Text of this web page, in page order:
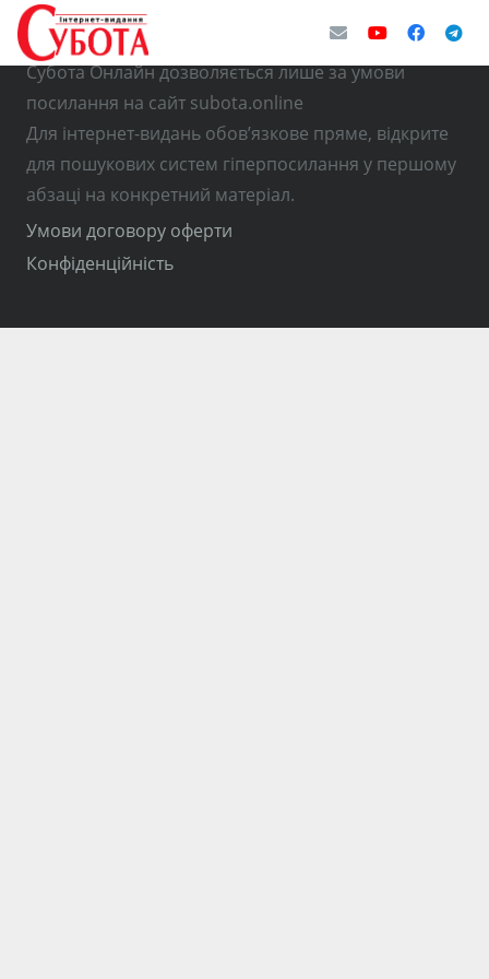
© Використання матеріалів з інтернет-видання
Субота Онлайн дозволяється лише за умови
посилання на сайт subota.online
Для інтернет-видань обов’язкове пряме, відкрите
для пошукових систем гіперпосилання у першому
абзаці на конкретний матеріал.
Умови договору оферти
Конфіденційність